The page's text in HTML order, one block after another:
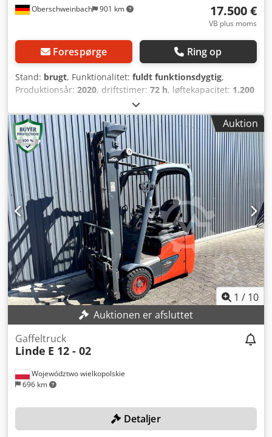
Oberschweinbach 901 km 17.500 €
VB plus moms
Forespørge Ring op
Stand: brugt, Funktionalitet: fuldt funktionsdygtig,
Produktionsår: 2020, driftstimer: 72 h, løftekapacitet: 1.200
, brændstoftype:
mastetype:simplex, bygningshøjde:2.270 mm, drivtype:
Elektro, Elektrisk 3-hjulet gaffeltruck Mastetype: Standard
Stand: Klar til brug og fuldt funktionsdygtig Teknisk stand:
god Sideskifter, Cedpfsx N Uz Uox Ai Ajrf
Auktion
1 / 10
Auktionen er afsluttet
Województwo wielkopolskie
696 km
Gaffeltruck
Linde E 12 - 02
Detaljer